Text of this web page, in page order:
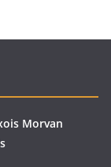
Morvan